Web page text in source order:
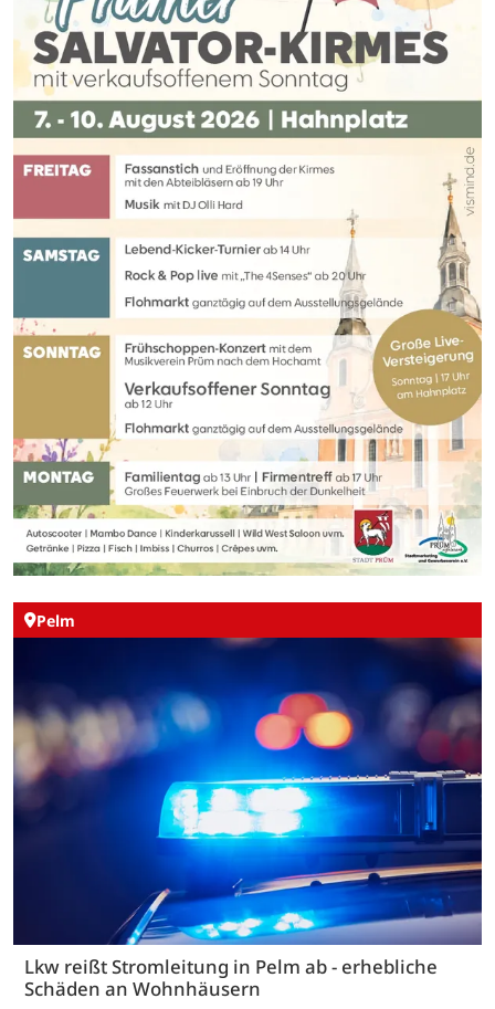
Pelm
Lkw reißt Stromleitung in Pelm ab - erhebliche
Schäden an Wohnhäusern